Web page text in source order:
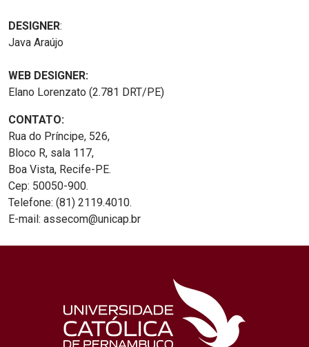
DESIGNER:
Java Araújo
WEB DESIGNER:
Elano Lorenzato (2.781 DRT/PE)
CONTATO:
Rua do Príncipe, 526,
Bloco R, sala 117,
Boa Vista, Recife-PE.
Cep: 50050-900.
Telefone: (81) 2119.4010.
E-mail: assecom@unicap.br